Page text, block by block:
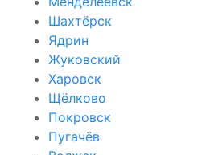
Шахтёрск
Ядрин
Жуковский
Харовск
Щёлково
Покровск
Пугачёв